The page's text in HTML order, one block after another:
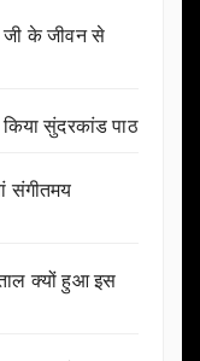
जी के जीवन से
सुंदरकांड पाठ
संगीतमय
क्यों हुआ इस